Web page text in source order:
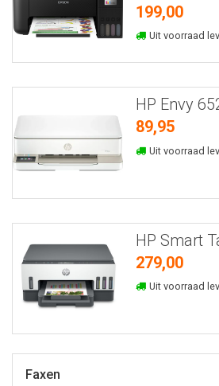
199,00
Uit voorraad
HP Envy
89,95
Uit voorraad
HP Smart
279,00
Uit voorraad
Faxen